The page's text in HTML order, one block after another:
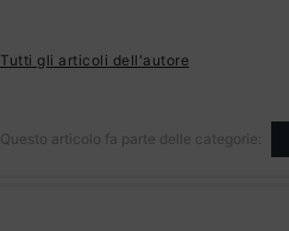
Tutti gli articoli dell'autore
Questo articolo fa parte delle categorie: